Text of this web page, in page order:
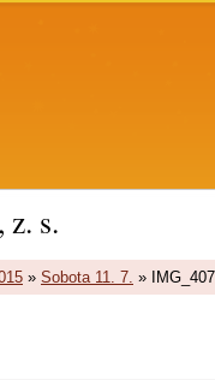
s.
» Sobota 11. 7. »